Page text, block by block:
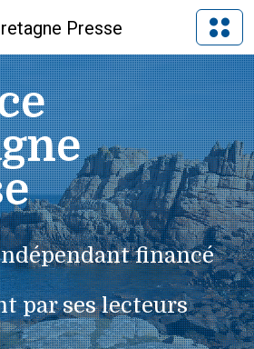
financé
par ses lecteurs